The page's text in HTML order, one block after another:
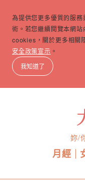
為提供您更多優質的服
術。若您繼續閱覽本網
cookies，關於更多相關
安全政策宣示 。
我知道了
妳/
月經